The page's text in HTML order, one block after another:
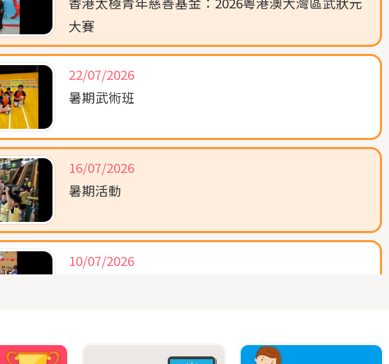
大賽
22/07/2026
暑期武術班
16/07/2026
暑期活動
10/07/2026
10/07/2026